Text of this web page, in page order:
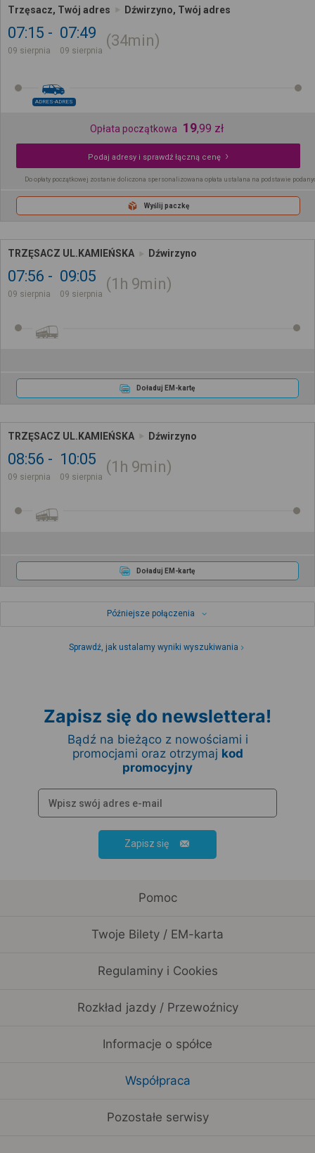
Trzęsacz, Twój adres Dźwirzyno, Twój adres
07:15
09 sierpnia
07:49
09 sierpnia
34min
ADRES-ADRES
Opłata początkowa 19,99 zł
Podaj adresy i sprawdź łączną cenę
Do opłaty początkowej zostanie doliczona spersonalizowana opłata ustalana na podstawie
Wyślij paczkę
TRZĘSACZ UL.KAMIEŃSKA Dźwirzyno
07:56
09 sierpnia
09:05
09 sierpnia
1h 9min
Doładuj EM-kartę
TRZĘSACZ UL.KAMIEŃSKA Dźwirzyno
08:56
09 sierpnia
10:05
09 sierpnia
1h 9min
Doładuj EM-kartę
Późniejsze połączenia
Sprawdź, jak ustalamy wyniki wyszukiwania
Zapisz się do newslettera!
Bądź na bieżąco z nowościami i
promocjami oraz otrzymaj kod
promocyjny
Zapisz się
Pomoc
Twoje Bilety / EM-karta
Regulaminy i Cookies
Rozkład jazdy / Przewoźnicy
Informacje o spółce
Współpraca
Pozostałe serwisy